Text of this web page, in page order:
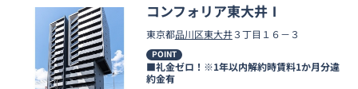
コンフォリア東大井Ⅰ
東京都品川区東大井３丁目１６－３
POINT
■礼金ゼロ！※1年以内解約時賃料1か月分違
約金有